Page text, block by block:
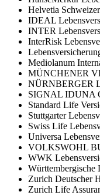
Helvetia
IDEAL
INTER
InterRisk
Mediolanum
MÜNCHENER
NÜRNBERGER
SIGNAL IDUNA
Standard Life
Stuttgarter
Swiss Life
Universa
VOLKSWOHL
WWK
Württembergische
Zurich Deutscher
Zurich Life